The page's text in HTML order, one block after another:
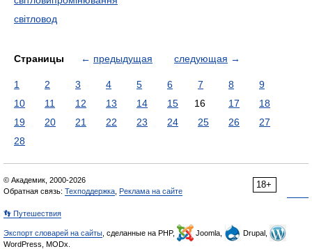
світловод
Страницы ← предыдущая следующая →
1 2 3 4 5 6 7 8
9
10
11 12 13 14 15 16 17
18
19
20 21 22 23 24 25 26
27
28
18+
© Академик, 2000-2026
Обратная связь: Техподдержка Реклама на сайте
👣 Путешествия
Экспорт словарей на сайты , сделанные на PHP, Joomla,
Drupal,
WordPress, MODx.